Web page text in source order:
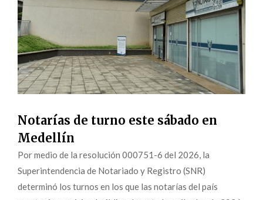
Notarías de turno este sábado en
Medellín
Por medio de la resolución 000751-6 del 2026, la
Superintendencia de Notariado y Registro (SNR)
determinó los turnos en los que las notarías del país